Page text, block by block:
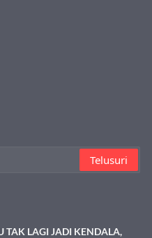
TAK LAGI JADI KENDALA,